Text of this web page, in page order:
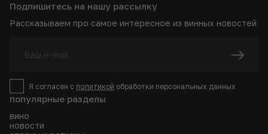
популярные разделы
вино
новости
Подпишитесь на нашу рассылку
Рассказываем про самое интересное из винных новостей
Я согласен с политикой обработки персональных данных